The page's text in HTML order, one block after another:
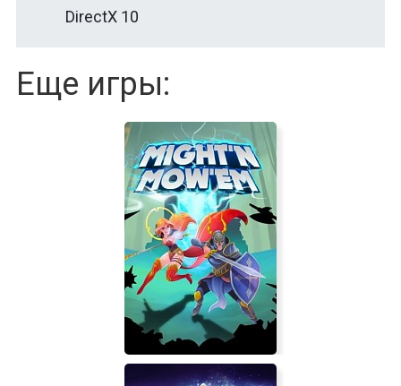
DirectX 10
Еще игры: